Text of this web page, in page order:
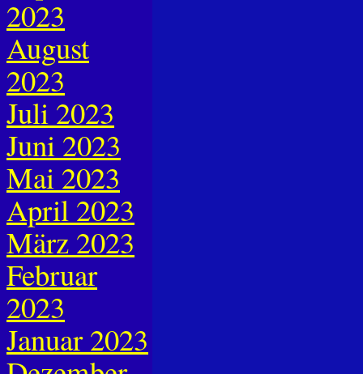
2023
August
2023
Juli 2023
Juni 2023
Mai 2023
April 2023
März 2023
Februar
2023
Januar 2023